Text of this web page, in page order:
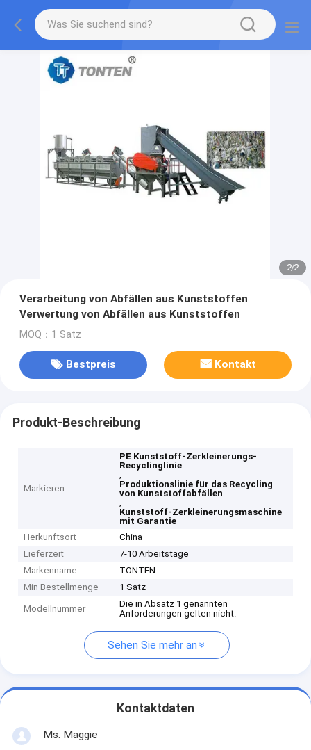
2/2
Verarbeitung von Abfällen aus Kunststoffen
Verwertung von Abfällen aus Kunststoffen
MOQ：1 Satz
Bestpreis Kontakt
Produkt-Beschreibung
Markieren
PE Kunststoff-Zerkleinerungs-
Recyclinglinie
,
Produktionslinie für das Recycling
von Kunststoffabfällen
,
Kunststoff-Zerkleinerungsmaschine
mit Garantie
Herkunftsort
China
Lieferzeit
7-10 Arbeitstage
Markenname
TONTEN
Min Bestellmenge
1 Satz
Modellnummer
Die in Absatz 1 genannten
Anforderungen gelten nicht.
Sehen Sie mehr an
Kontaktdaten
Ms. Maggie